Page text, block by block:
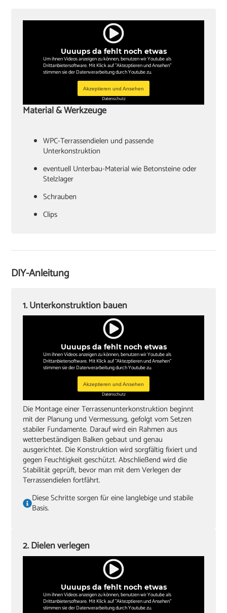
Uuuups da fehlt noch etwas
Um ihnen Videos anzeigen zu können, benutzen wir Youtube als
Drittanbietersoftware. Mit Klick auf "Aktezptieren und Ansehen"
stimmen sie der Datenverarbeitung durch Youtube zu.
Akzeptieren und Ansehen
Datenschutz
Material & Werkzeuge
WPC-Terrassendielen und passende
Unterkonstruktion
Stelzlager
Schrauben
Clips
Stichsäge
‏Akkuschrauber
‏Bleistift
‏Gummihammer
‏Handsäge
‏Schleifklotz und Schmirgelpapier
‏lange, gerade Dachlatte als Hilfe zum Ausrichten
‏Zwingen
DIY-Anleitung
Uuuups da fehlt noch etwas
Um ihnen Videos anzeigen zu können, benutzen wir Youtube als
Drittanbietersoftware. Mit Klick auf "Aktezptieren und Ansehen"
stimmen sie der Datenverarbeitung durch Youtube zu.
Akzeptieren und Ansehen
Datenschutz
1. Unterkonstruktion bauen
Die Montage einer Terrassenunterkonstruktion beginnt
mit der Planung und Vermessung, gefolgt vom Setzen
stabiler Fundamente. Darauf wird ein Rahmen aus
wetterbeständigen Balken gebaut und genau
ausgerichtet. Die Konstruktion wird sorgfältig fixiert und
gegen Feuchtigkeit geschützt. Abschließend wird die
Stabilität geprüft, bevor man mit dem Verlegen der
Terrassendielen fortfährt.
Diese Schritte sorgen für eine langlebige und stabile
Basis.
Uuuups da fehlt noch etwas
Um ihnen Videos anzeigen zu können, benutzen wir Youtube als
Drittanbietersoftware. Mit Klick auf "Aktezptieren und Ansehen"
stimmen sie der Datenverarbeitung durch Youtube zu.
2. Dielen verlegen